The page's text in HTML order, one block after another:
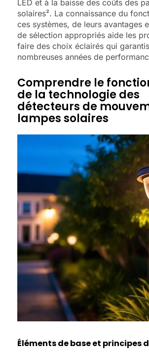
LED et à la baisse des coûts des
solaires². La connaissance du
ces systèmes, de leurs avantages
de sélection appropriés aide les
faire des choix éclairés qui
nombreuses années de
Comprendre le
de la technologie des
détecteurs de
lampes solaires
Éléments de base et principes